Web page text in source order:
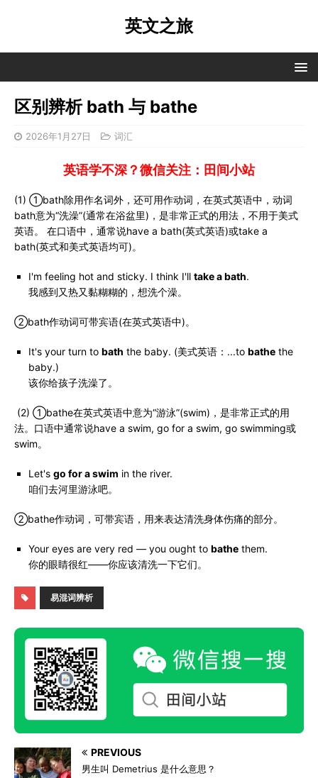
英文之旅
区别辨析 bath 与 bathe
2026年1月27日 词汇
英语学不深？微信关注：田间小站
(1) ①bath除用作名词外，还可用作动词，在英式英语中，动词
bath意为“洗澡”(通常在浴盆里)，是非常正式的用法，不用于美式
英语。 在口语中，通常说have a bath(英式英语)或take a
bath(英式和美式英语均可)。
I'm feeling hot and sticky. I think I'll take a bath.
我感到又热又黏糊糊的，想洗个澡。
②bath作动词可带宾语(在英式英语中)。
It's your turn to bath the baby. (美式英语：...to bathe the
baby.)
该你给孩子洗澡了。
(2) ①bathe在英式英语中意为“游泳”(swim)，是非常正式的用
法。口语中通常说have a swim, go for a swim, go swimming或
swim。
Let's go for a swim in the river.
咱们去河里游泳吧。
②bathe作动词，可带宾语，用来表达清洗身体伤痛的部分。
Your eyes are very red — you ought to bathe them.
你的眼睛很红——你应该清洗一下它们。
易混词辨析
PREVIOUS
男生叫 Demetrius 是什么意思？